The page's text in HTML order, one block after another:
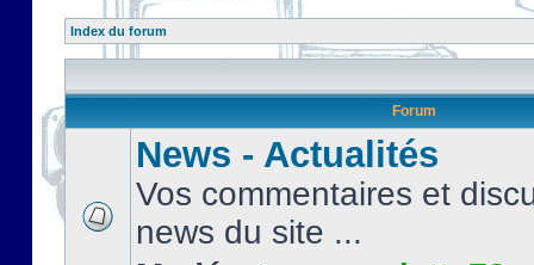
Index du forum
Forum
News - Actualités
Vos commentaires et
news du site ...